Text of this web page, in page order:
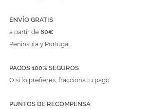
ENVÍO GRATIS
a partir de60€
Península y Portugal
PAGOS 100% SEGUROS
O si lo prefieres, fracciona tu pago
PUNTOS DE RECOMPENSA